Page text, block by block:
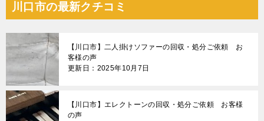
川口市の最新クチコミ
【川口市】二人掛けソファーの回収・処分ご依頼 お
客様の声
更新日：2025年10月7日
【川口市】エレクトーンの回収・処分ご依頼 お客様
の声